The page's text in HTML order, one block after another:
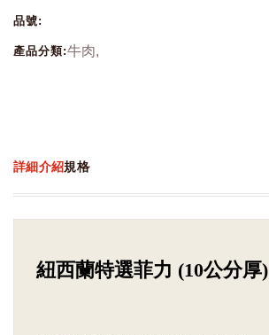
品號:
產品分類:牛肉,
詳細介紹規格
紐西蘭特選菲力 (10公分厚)